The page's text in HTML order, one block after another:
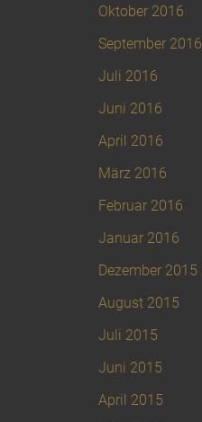
Oktober 2016
September 2016
Juli 2016
Juni 2016
April 2016
März 2016
Februar 2016
Januar 2016
Dezember 2015
August 2015
Juli 2015
Juni 2015
April 2015